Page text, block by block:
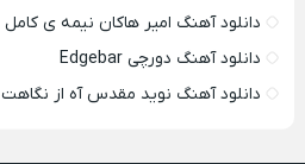
دانلود آهنگ امیر هاکان نیمه ی کامل
دانلود آهنگ دورچی Edgebar
دانلود آهنگ نوید مقدس آه از نگاهت